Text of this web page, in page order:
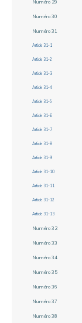
Numéro 29
Numéro 30
Numéro 31
Article 31-1
Article 31-2
Article 31-3
Article 31-4
Article 31-5
Article 31-6
Article 31-7
Article 31-8
Article 31-9
Article 31-10
Article 31-11
Article 31-12
Article 31-13
Numéro 32
Numéro 33
Numéro 34
Numéro 35
Numéro 36
Numéro 37
Numéro 38